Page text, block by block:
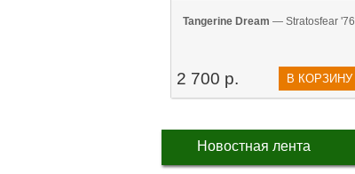
Tangerine Dream — Stratosfear '76
2 700 р. В КОРЗИНУ
Новостная лента